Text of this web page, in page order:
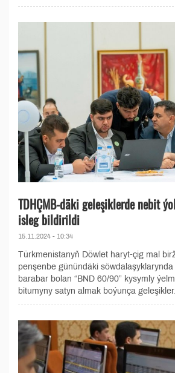
TDHÇMB-däki geleşiklerde nebit
isleg bildirildi
15.11.2024 - 10:34
Türkmenistanyň Döwlet haryt-çig mal
penşenbe günündäki
barabar bolan “BND 60/90” kysymly
bitumyny satyn almak boýunça